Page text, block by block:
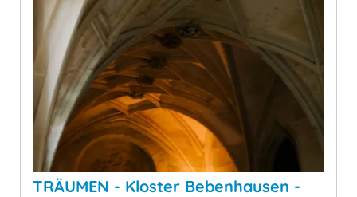
TRÄUMEN - Kloster Bebenhausen -